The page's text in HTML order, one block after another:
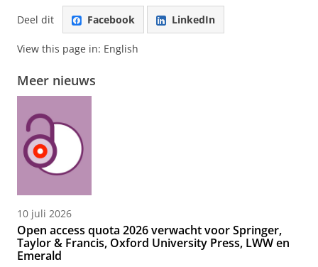
Deel dit Facebook LinkedIn
View this page in: English
Meer nieuws
10 juli 2026
Open access quota 2026 verwacht voor Springer,
Taylor & Francis, Oxford University Press, LWW en
Emerald